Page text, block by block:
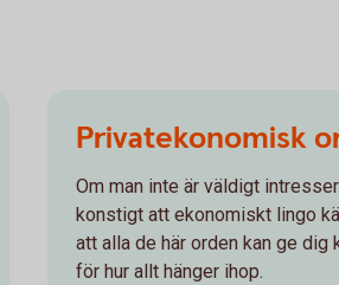
Privatekonomisk
Om man inte är väldigt
konstigt att ekonomiskt lingo
att alla de här orden kan ge
för hur allt hänger ihop.